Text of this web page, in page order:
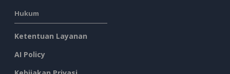
Hukum
Ketentuan Layanan
AI Policy